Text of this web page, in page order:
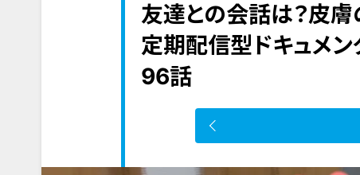
友達との会話は？皮
定期配信型ドキュメン
96話